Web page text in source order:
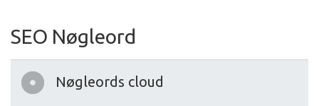
SEO Nøgleord
Nøgleords cloud